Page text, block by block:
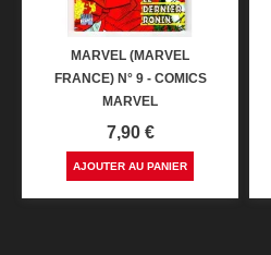
MARVEL (MARVEL
FRANCE) N° 9 - COMICS
MARVEL
Prix
7,90 €
AJOUTER AU PANIER